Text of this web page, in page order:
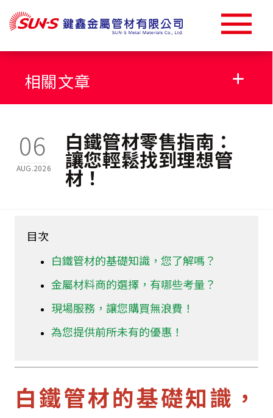
相關文章
304不鏽鋼管規格
白鐵四方管價格
白鐵方管廠商
白鐵管價格
白鐵管材料行
白鐵管規格表
06
AUG.2026
白鐵管材零售指南：
讓您輕鬆找到理想管
材！
目次
白鐵管材的基礎知識，您了解嗎？
金屬材料商的選擇，有哪些考量？
現場服務，讓您購買無浪費！
為您提供前所未有的優惠！
白鐵管材的基礎知識，